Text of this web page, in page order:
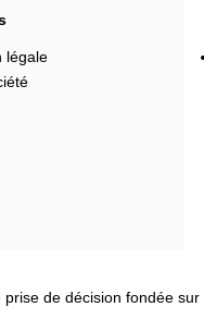
légale
de décision fondée